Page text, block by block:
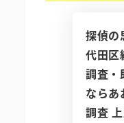
探偵の
代田区
調査・
ならあ
調査